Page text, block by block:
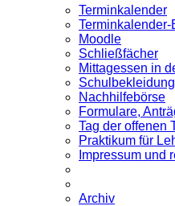
Terminkalender
Terminkalender-
Moodle
Schließfächer
Mittagessen in
Schulbekleidung
Nachhilfebörse
Formulare,
Tag der offenen
Praktikum für
Impressum und
Archiv